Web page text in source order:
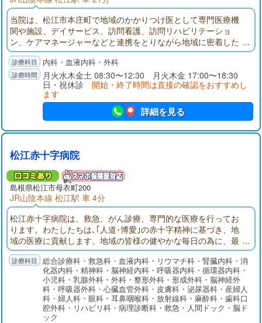
当院は、松江市本庄町で地域のかかりつけ医として専門医療機
関や施設、デイサービス、訪問看護、訪問リハビリテーショ
ン、ケアマネージャーなどと連携をとりながら地域に密着した
医療をおこなっています。病状により来院できない方には訪問
診療、往診対応可能です。また、通院支援として往診車を使用
し無料送迎を実施しております。免許返納後やご家族の送迎困
難等でお困りの方はお気軽にお問い合わせください。
内科・血液内科・外科
月火水木金土 08:30〜12:30 月火木金 17:00〜18:30
日・祝休診 開始・終了時間は直接の確認をおすすめし
ます
詳細を見る
松江赤十字病院
島根県松江市母衣町200
JR山陰本線 松江駅 車 4分
松江赤十字病院は、救急、がん診療、専門的な医療を行ってお
ります。わたしたちは､｢人道･博愛｣の赤十字精神に基づき、地
域の医療に貢献します。地域の皆様の健やかな毎日の為に、最
適なサービスをご提供しています。
総合診療科・救急科・血液内科・リウマチ科・腎臓内科・消
化器内科・精神科・脳神経内科・呼吸器内科・循環器内科・
小児科・乳腺外科・外科・整形外科・形成外科・脳神経外
科・呼吸器外科・心臓血管外科・皮膚科・泌尿器科・産婦人
科・婦人科・眼科・耳鼻咽喉科・放射線科・麻酔科・歯科口
腔外科・リハビリ科・病理診断科・救急・人間ドック・脳ド
ック